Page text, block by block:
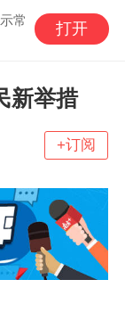
常
打开
新举措
+订阅